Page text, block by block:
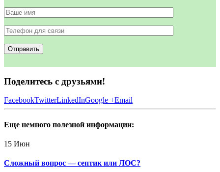
Поделитесь с друзьями!
FacebookTwitterLinkedInGoogle +Email
Еще немного полезной информации:
15 Июн
Сложный вопрос — септик или ЛОС?